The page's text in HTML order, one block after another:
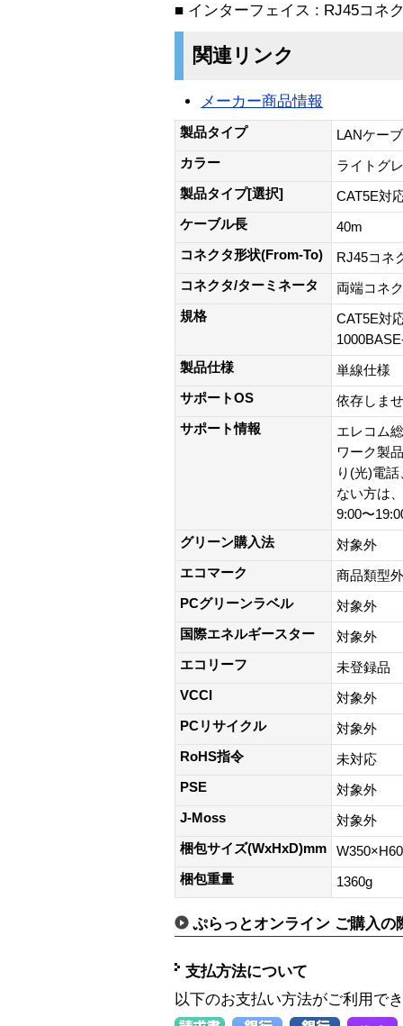
■ インターフェイス : RJ45コネ
関連リンク
メーカー商品情報
製品タイプ
LANケー
カラー
ライトグ
製品タイプ[選択]
CAT5E対
ケーブル長
40m
コネクタ形状(From-To)
RJ45コネ
コネクタ/ターミネータ
両端コネ
規格
CAT5E対
製品仕様
単線仕様
サポートOS
依存しま
サポート情報
エレコム
ワーク製
り(光)電
ない方は
9:00〜
グリーン購入法
対象外
エコマーク
商品類型外
PCグリーンラベル
対象外
国際エネルギースター
対象外
エコリーフ
未登録品
VCCI
対象外
PCリサイクル
対象外
RoHS指令
未対応
PSE
対象外
J-Moss
対象外
梱包サイズ(WxHxD)mm
梱包重量
1360g
ぷらっとオンライン ご購入の
支払方法について
以下のお支払い方法がご利用で